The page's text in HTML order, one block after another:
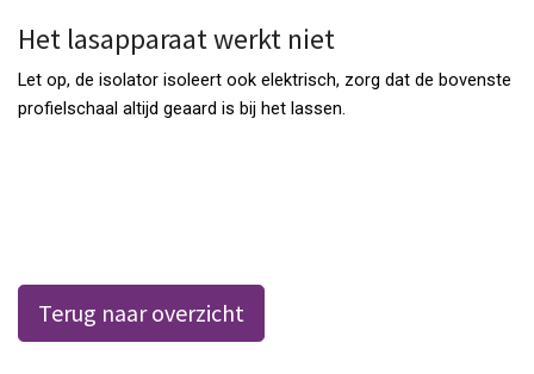
Het lasapparaat werkt niet
Let op, de isolator isoleert ook elektrisch, zorg dat de bovenste
profielschaal altijd geaard is bij het lassen.
Terug naar overzicht